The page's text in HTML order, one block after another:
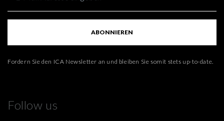
ABONNIEREN
Fordern Sie den ICA Newsletter an und bleiben Sie somit stets up-to-date.
Follow us